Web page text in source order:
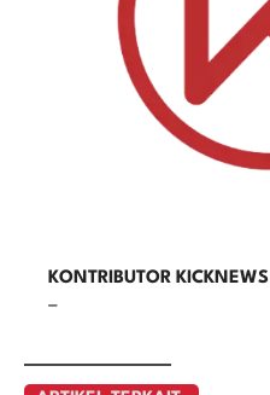
KONTRIBUTOR KICKNEWS
–